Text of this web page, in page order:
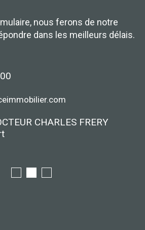
nous ferons de notre
dans les meilleurs délais.
CHARLES FRERY